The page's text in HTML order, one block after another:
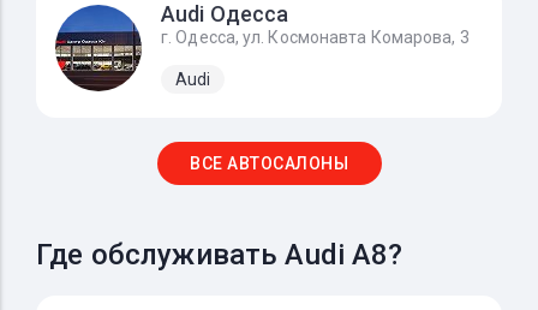
Audi Одесса
г. Одесса, ул. Космонавта Комарова, 3
Audi
ВСЕ АВТОСАЛОНЫ
Где обслуживать Audi A8?